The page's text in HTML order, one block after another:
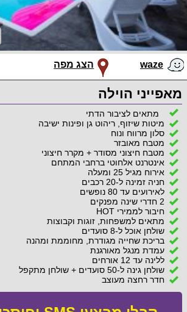
waze הצג מפה
מאפייני הוילה
מתאים לציבור הדתי
מיטות שיזוף, ריהוט גן ופינות ישיבה
סלון מרווח ונוח
מטבח מאובזר
מטבח חיצוני מסודר + מקרר חיצוני
אינטרנט אלחוטי ברחבי המתחם
אירוח מגיל 25 ומעלה
חניה זמינה ל-20 רכבים
לאירועים עד 80 נופשים
2 חדרי שינה מפנקים
חיבור לממירי HOT
מתאים למשפחות, זוגות וקבוצות
שולחן אוכל ל-8 סועדים
בריכת שחייה מגודרת, מחוממת ומהנה
עמדת מנגל מאורגנת
ללינה עד 12 אורחים
שולחן גינה ל-50 סועדים + שולחן מתקפל
חדר רחצה מעוצב